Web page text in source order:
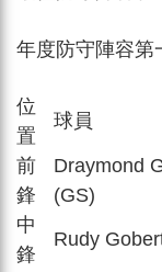
年度防守陣容第
位
置
球員
前
鋒
Draymond
(GS)
中
鋒
Rudy